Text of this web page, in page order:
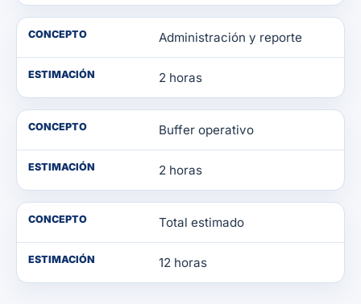
CONCEPTO Administración y reporte
ESTIMACIÓN 2 horas
CONCEPTO Buffer operativo
ESTIMACIÓN 2 horas
CONCEPTO Total estimado
ESTIMACIÓN 12 horas